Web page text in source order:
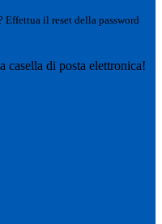
Effettua il reset della password
casella di posta elettronica!